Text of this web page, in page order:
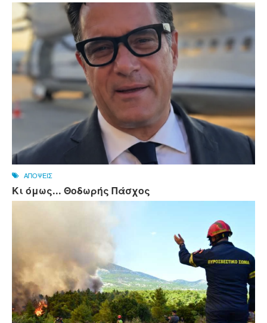
ΑΠΟΨΕΙΣ
Κι όμως... Θοδωρής Πάσχος